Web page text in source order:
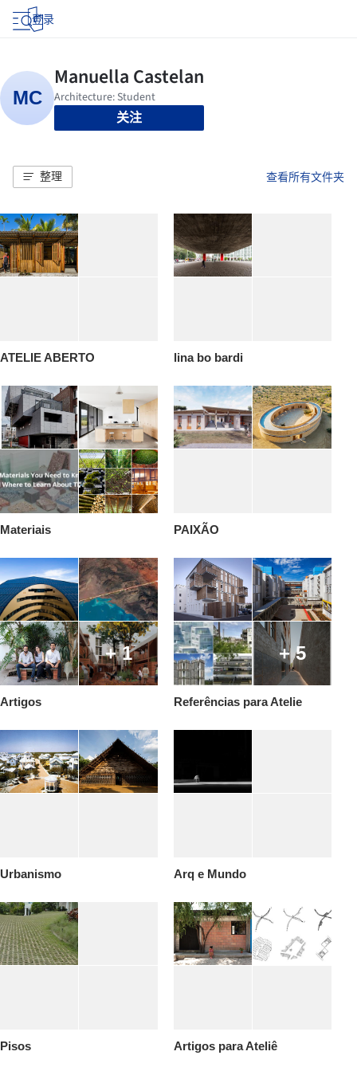
登录
关注
整理 查看所有文件夹
ATELIE ABERTO lina bo bardi
Materiais PAIXÃO
+ 1
Artigos
+ 5
Referências para Atelie
Urbanismo Arq e Mundo
Pisos Artigos para Ateliê